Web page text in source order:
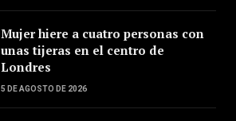
Mujer hiere a cuatro personas con
unas tijeras en el centro de
Londres
5 DE AGOSTO DE 2026